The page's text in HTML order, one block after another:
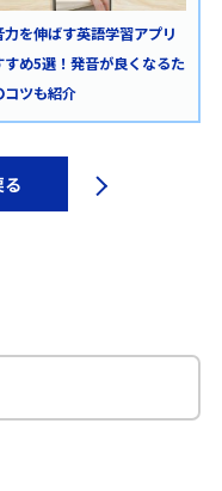
力を伸ばす英語学習アプリ
すめ5選！発音が良くなるた
コツも紹介